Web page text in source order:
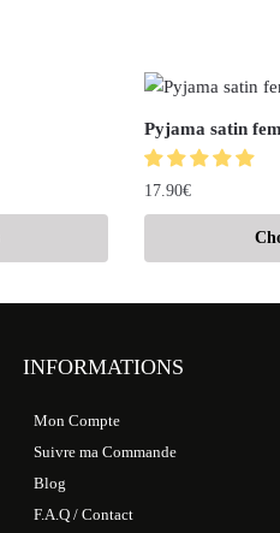
Pyjama satin
17.90€
INFORMATIONS
Mon Compte
Suivre ma Commande
Blog
F.A.Q / Contact